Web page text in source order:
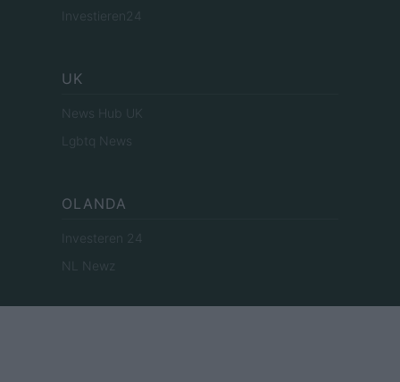
Investieren24
UK
News Hub UK
Lgbtq News
OLANDA
Investeren 24
NL Newz